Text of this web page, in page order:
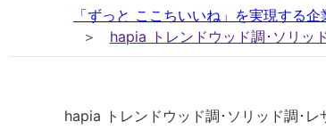
「ずっと ここちいいね」を実現する
hapia トレンドウッド調･ソリッ
hapia トレンドウッド調･ソリッド調･